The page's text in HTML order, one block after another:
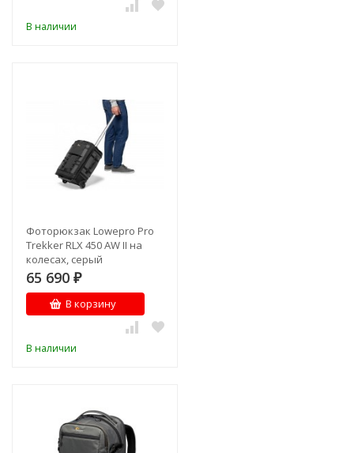
В наличии
Фоторюкзак Lowepro Pro
Trekker RLX 450 AW II на
колесах, серый
65 690 ₽
В корзину
В наличии